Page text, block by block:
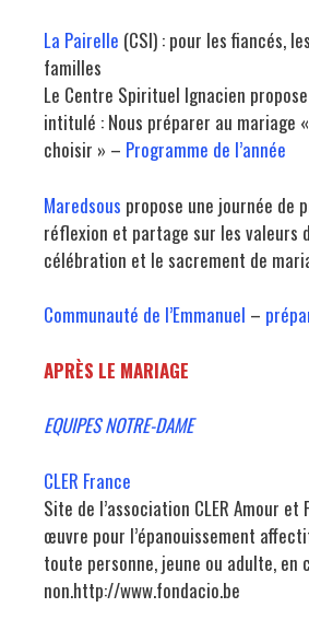
La Pairelle (CSI) : pour les fiancés,
familles
Le Centre Spirituel Ignacien
intitulé : Nous préparer au mariage
choisir » – Programme de l’année
Maredsous propose une journée de
réflexion et partage sur les valeurs
célébration et le sacrement de
Communauté de l’Emmanuel –
APRÈS LE MARIAGE
EQUIPES NOTRE-DAME
CLER France
Site de l’association CLER Amour et
œuvre pour l’épanouissement
toute personne, jeune ou adulte, en
non.http://www.fondacio.be